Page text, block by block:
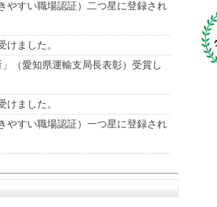
やすい職場認証）二つ星に登録され
けました。
（愛知県運輸支局長表彰）受賞し
けました。
やすい職場認証）一つ星に登録され